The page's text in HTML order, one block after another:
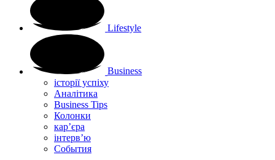
Lifestyle
Business
історії успіху
Аналітика
Business Tips
Колонки
кар’єра
інтерв’ю
Cобытия